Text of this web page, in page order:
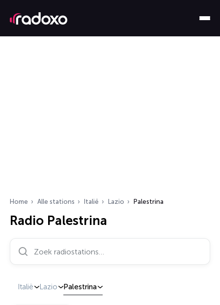
Home Alle stations Italië Lazio Palestrina
Radio Palestrina
Zoek radiostations…
Italië Lazio Palestrina